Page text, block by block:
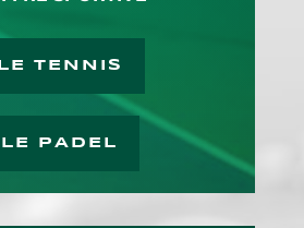
LE TENNIS
LE PADEL